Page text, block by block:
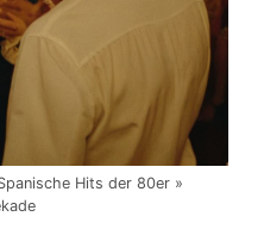
Hits der 80er »